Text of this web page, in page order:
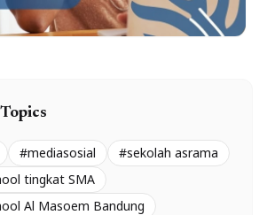
#mediasosial
#sekolah asrama
tingkat SMA
Al Masoem Bandung